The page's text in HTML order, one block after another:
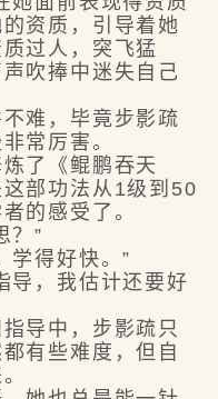
资质，引导着她
过人，突飞猛
吹捧中迷失自己
难，毕竟步影疏
常厉害。
了《鲲鹏吞天
部功法从1级到50
的感受了。
”
得好快。”
，我估计还要好
导中，步影疏只
有些难度，但自